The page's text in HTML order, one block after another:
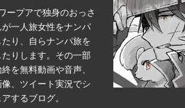
ープアで独身のおっさ
が一人旅女性をナンパ
たり、自らナンパ旅を
たりします。その一部
を無料動画や音声、
像、ツイート実況でシ
アするブログ。